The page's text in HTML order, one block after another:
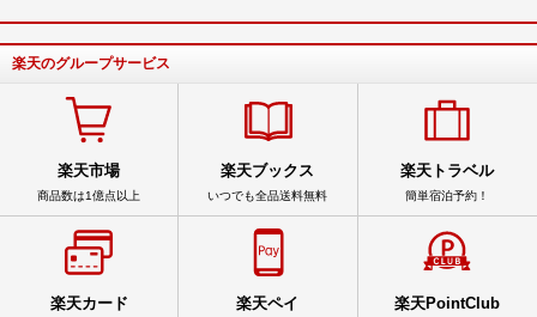
楽天のグループサービス
楽天市場
商品数は1億点以上
楽天ブックス
いつでも全品送料無料
楽天トラベル
簡単宿泊予約！
楽天カード 楽天ペイ 楽天PointClub